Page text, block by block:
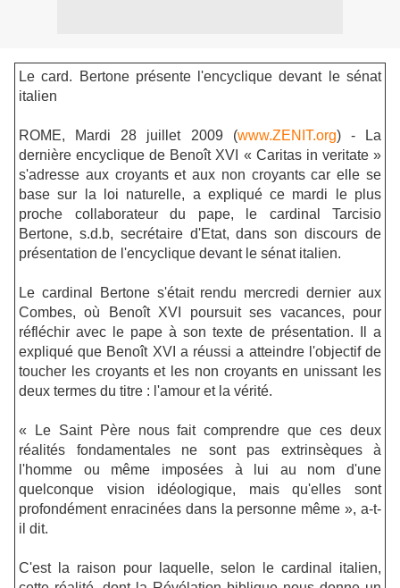
Le card. Bertone présente l'encyclique devant le sénat
italien
ROME, Mardi 28 juillet 2009 (www.ZENIT.org) - La
dernière encyclique de Benoît XVI « Caritas in veritate »
s'adresse aux croyants et aux non croyants car elle se
base sur la loi naturelle, a expliqué ce mardi le plus
proche collaborateur du pape, le cardinal Tarcisio
Bertone, s.d.b, secrétaire d'Etat, dans son discours de
présentation de l'encyclique devant le sénat italien.
Le cardinal Bertone s'était rendu mercredi dernier aux
Combes, où Benoît XVI poursuit ses vacances, pour
réfléchir avec le pape à son texte de présentation. Il a
expliqué que Benoît XVI a réussi a atteindre l'objectif de
toucher les croyants et les non croyants en unissant les
deux termes du titre : l'amour et la vérité.
« Le Saint Père nous fait comprendre que ces deux
réalités fondamentales ne sont pas extrinsèques à
l'homme ou même imposées à lui au nom d'une
quelconque vision idéologique, mais qu'elles sont
profondément enracinées dans la personne même », a-t-
il dit.
C'est la raison pour laquelle, selon le cardinal italien,